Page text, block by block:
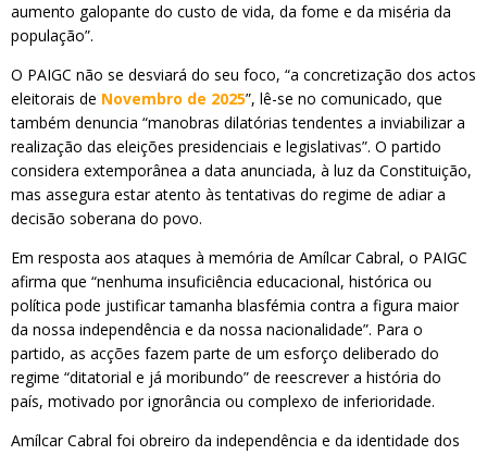
aumento galopante do custo de vida, da fome e da miséria da
população”.
O PAIGC não se desviará do seu foco, “a concretização dos actos
eleitorais de Novembro de 2025”, lê-se no comunicado, que
também denuncia “manobras dilatórias tendentes a inviabilizar a
realização das eleições presidenciais e legislativas”. O partido
considera extemporânea a data anunciada, à luz da Constituição,
mas assegura estar atento às tentativas do regime de adiar a
decisão soberana do povo.
Em resposta aos ataques à memória de Amílcar Cabral, o PAIGC
afirma que “nenhuma insuficiência educacional, histórica ou
política pode justificar tamanha blasfémia contra a figura maior
da nossa independência e da nossa nacionalidade”. Para o
partido, as acções fazem parte de um esforço deliberado do
regime “ditatorial e já moribundo” de reescrever a história do
país, motivado por ignorância ou complexo de inferioridade.
Amílcar Cabral foi obreiro da independência e da identidade dos